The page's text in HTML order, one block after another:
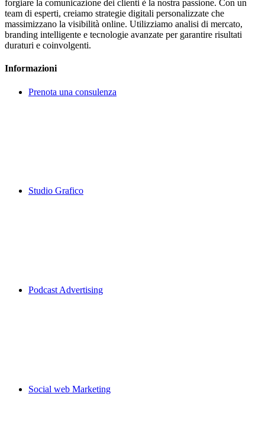
forgiare la comunicazione dei clienti è la nostra passione. Con un
team di esperti, creiamo strategie digitali personalizzate che
massimizzano la visibilità online. Utilizziamo analisi di mercato,
branding intelligente e tecnologie avanzate per garantire risultati
duraturi e coinvolgenti.
Informazioni
Prenota una consulenza
Studio Grafico
Podcast Advertising
Social web Marketing